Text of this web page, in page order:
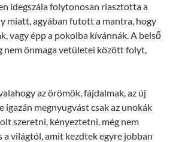
idegszála folytonosan riasztotta a
miatt, agyában futott a mantra, hogy
vagy épp a pokolba kívánnák. A belső
nem önmaga vetületei között folyt,
az örömök, fájdalmak, az új
igazán megnyugvást csak az unokák
szeretni, kényeztetni, még nem
világtól, amit kezdtek egyre jobban